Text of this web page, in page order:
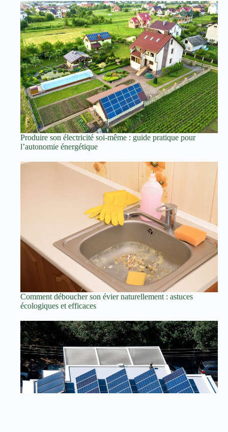
Produire son électricité soi-même : guide pratique pour
l’autonomie énergétique
Comment déboucher son évier naturellement : astuces
écologiques et efficaces